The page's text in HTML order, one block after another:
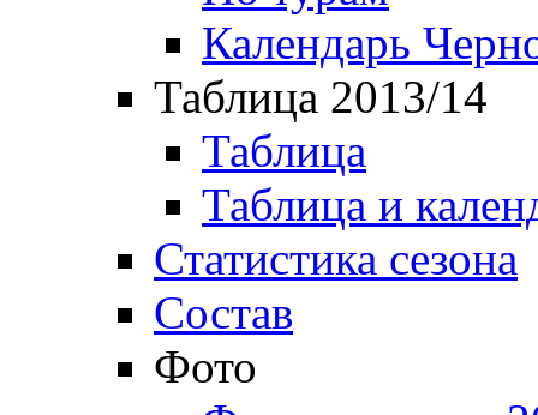
Календарь
Таблица 2013/14
Таблица
Таблица и
Статистика сезона
Состав
Фото